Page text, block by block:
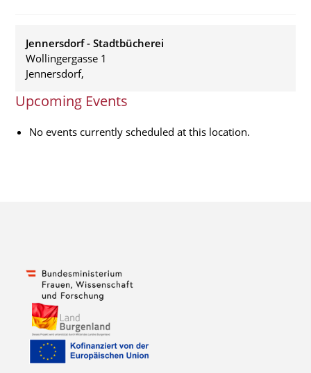
Jennersdorf - Stadtbücherei
Wollingergasse 1
Jennersdorf,
Upcoming Events
No events currently scheduled at this location.